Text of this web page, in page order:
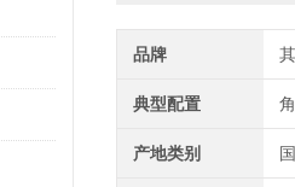
品牌
典型配置
产地类别